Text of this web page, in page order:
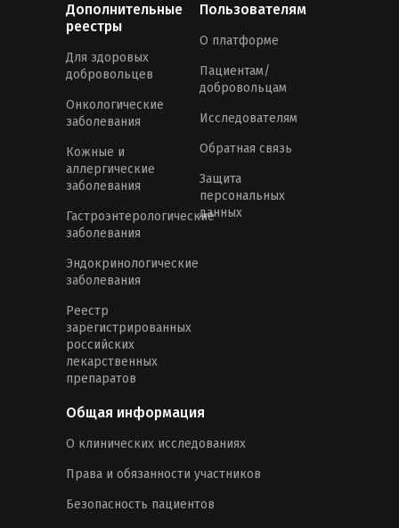
Дополнительные
реестры
Для здоровых
добровольцев
Онкологические
заболевания
Кожные и
аллергические
заболевания
Гастроэнтерологические
заболевания
Эндокринологические
заболевания
Реестр
зарегистрированных
российских
лекарственных
препаратов
Пользователям
О платформе
Пациентам/
добровольцам
Исследователям
Обратная связь
Защита
персональных
данных
Общая информация
О клинических исследованиях
Права и обязанности участников
Безопасность пациентов